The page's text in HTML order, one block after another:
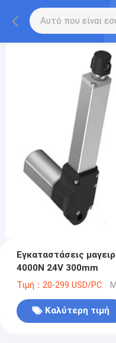
Εγκαταστάσεις
4000N 24V 300mm
Τιμή：20-299 USD/PC
Καλύτερη τιμή